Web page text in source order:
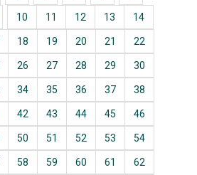
10 11 12 13 14
18 19 20 21 22
26 27 28 29 30
34 35 36 37 38
42 43 44 45 46
50 51 52 53 54
58 59 60 61 62